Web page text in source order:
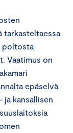
tarkasteltaessa
poltosta
Vaatimus on
epäselvä
ja kansallisen